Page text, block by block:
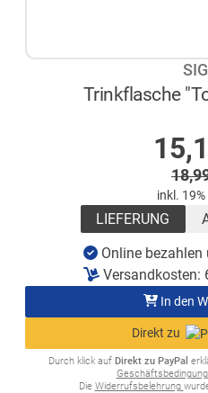
Trinkflasche
inkl.
LIEFERUNG
Online
Versandkosten:
In den
Direkt zu
Durch klick auf Direkt zu PayPal
Die Widerrufsbelehrung